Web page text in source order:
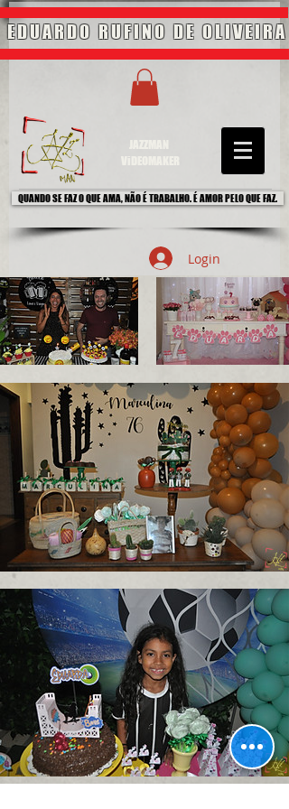
EDUARDO RUFINO DE OLIVEIRA
JAZZMAN
ViDEOMAKER
QUANDO SE FAZ O QUE AMA, NÃO É TRABALHO. É AMOR PELO QUE FAZ.
Login